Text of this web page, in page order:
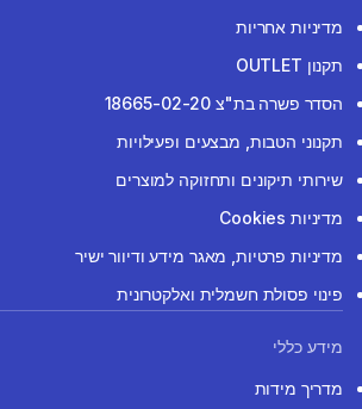
מדיניות אחריות
תקנון OUTLET
הסדר פשרה בת"צ 18665-02-20
תקנוני הטבות, מבצעים ופעילויות
שירותי תיקונים ותחזוקה למוצרים
מדיניות Cookies
מדיניות פרטיות, מאגר מידע ודיוור ישיר
פינוי פסולת חשמלית ואלקטרונית
מידע כללי
מדריך מידות